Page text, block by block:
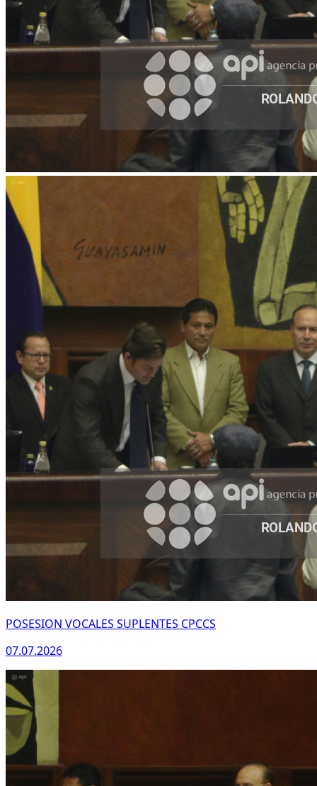
POSESION VOCALES SUPLENTES CPCCS
07.07.2026